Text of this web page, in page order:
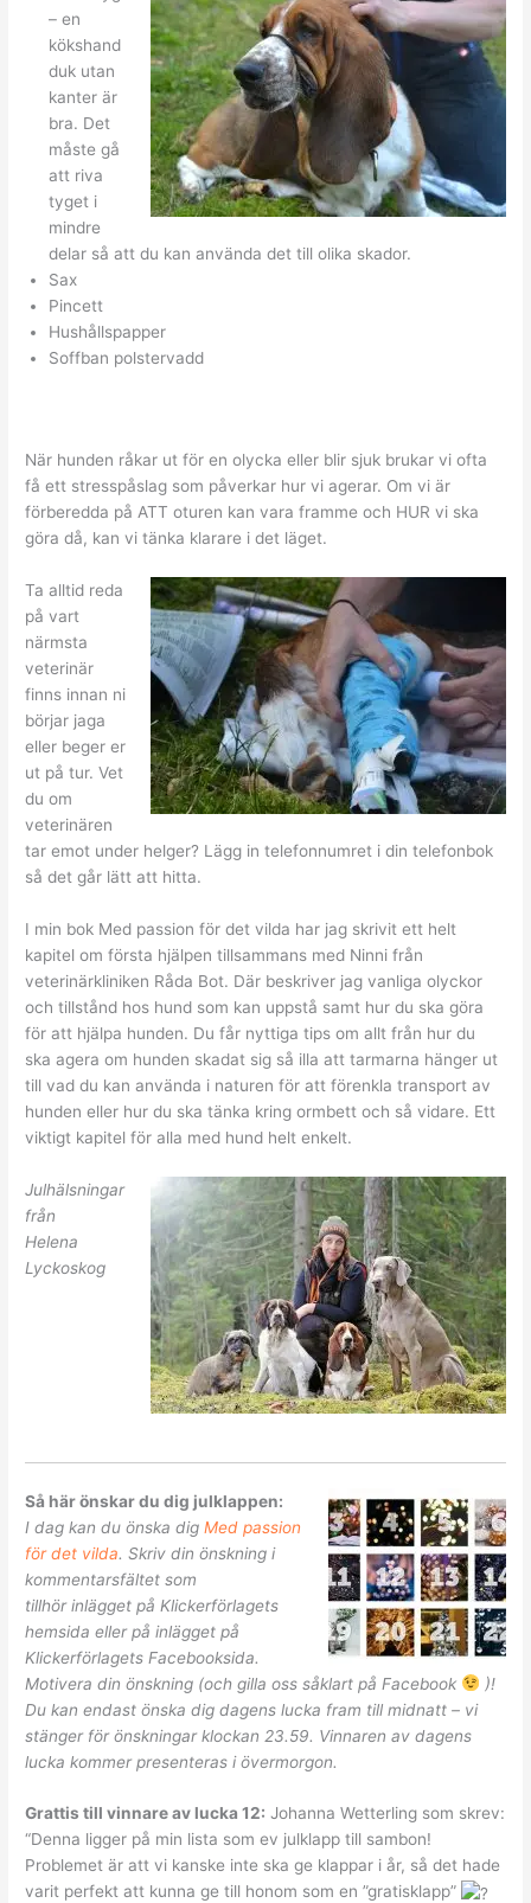
– en
kökshand
duk utan
kanter är
bra. Det
måste gå
att riva
tyget i
mindre
delar så att du kan använda det till olika skador.
Sax
Pincett
Hushållspapper
Soffban polstervadd
När hunden råkar ut för en olycka eller blir sjuk brukar vi ofta
få ett stresspåslag som påverkar hur vi agerar. Om vi är
förberedda på ATT oturen kan vara framme och HUR vi ska
göra då, kan vi tänka klarare i det läget.
Ta alltid reda
på vart
närmsta
veterinär
finns innan ni
börjar jaga
eller beger er
ut på tur. Vet
du om
veterinären
tar emot under helger? Lägg in telefonnumret i din telefonbok
så det går lätt att hitta.
I min bok Med passion för det vilda har jag skrivit ett helt
kapitel om första hjälpen tillsammans med Ninni från
veterinärkliniken Råda Bot. Där beskriver jag vanliga olyckor
och tillstånd hos hund som kan uppstå samt hur du ska göra
för att hjälpa hunden. Du får nyttiga tips om allt från hur du
ska agera om hunden skadat sig så illa att tarmarna hänger ut
till vad du kan använda i naturen för att förenkla transport av
hunden eller hur du ska tänka kring ormbett och så vidare. Ett
viktigt kapitel för alla med hund helt enkelt.
Julhälsningar
från
Helena
Lyckoskog
Så här önskar du dig julklappen:
I dag kan du önska digMed passion
för det vilda. Skriv din önskning i
kommentarsfältet som
tillhör inlägget på Klickerförlagets
hemsida eller på inlägget på
Klickerförlagets Facebooksida.
Motivera din önskning (och gilla oss såklart på Facebook
)!
Du kan endast önska dig dagens lucka fram till midnatt – vi
stänger för önskningar klockan 23.59. Vinnaren av dagens
lucka kommer presenteras i övermorgon.
Grattis till vinnare av lucka 12: Johanna Wetterling som skrev:
“Denna ligger på min lista som ev julklapp till sambon!
Problemet är att vi kanske inte ska ge klappar i år, så det hade
varit perfekt att kunna ge till honom som en ”gratisklapp”